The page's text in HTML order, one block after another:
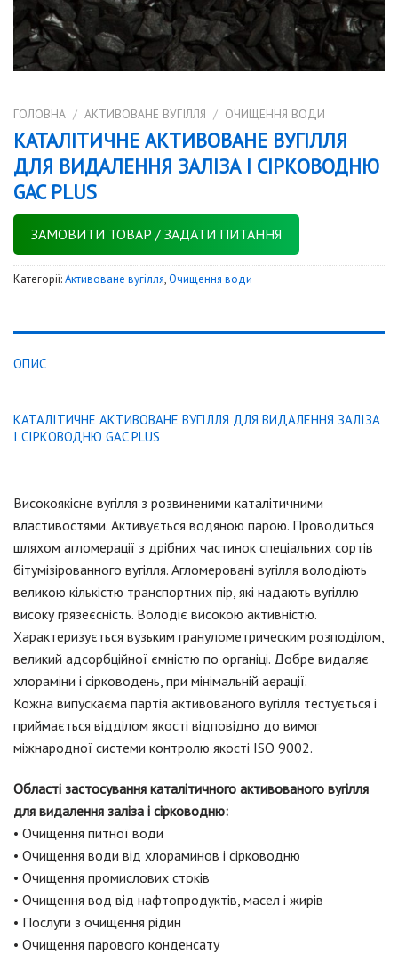
ГОЛОВНА / АКТИВОВАНЕ ВУГІЛЛЯ / ОЧИЩЕННЯ ВОДИ
КАТАЛІТИЧНЕ АКТИВОВАНЕ ВУГІЛЛЯ
ДЛЯ ВИДАЛЕННЯ ЗАЛІЗА І СІРКОВОДНЮ
GAC PLUS
ЗАМОВИТИ ТОВАР / ЗАДАТИ ПИТАННЯ
Категорії:Активоване вугілля,Очищення води
ОПИС
КАТАЛІТИЧНЕ АКТИВОВАНЕ ВУГІЛЛЯ ДЛЯ ВИДАЛЕННЯ ЗАЛІЗА
І СІРКОВОДНЮ GAC PLUS
Високоякісне вугілля з розвиненими каталітичними
властивостями. Активується водяною парою. Проводиться
шляхом агломерації з дрібних частинок спеціальних сортів
бітумізірованного вугілля. Агломеровані вугілля володіють
великою кількістю транспортних пір, які надають вугіллю
високу грязеєснiсть. Володіє високою активністю.
Характеризується вузьким гранулометрическим розподілом,
великий адсорбційної ємністю по органіці. Добре видаляє
хлораміни і сірководень, при мінімальній аерації.
Кожна випускаєма партія активованого вугілля тестується і
приймається відділом якості відповідно до вимог
міжнародної системи контролю якості ISO 9002.
Області застосування каталітичного активованого вугілля
для видалення заліза і сірководню:
• Очищення питної води
• Очищення води від хлораминов і сірководню
• Очищення промислових стоків
• Очищення вод від нафтопродуктів, масел і жирів
• Послуги з очищення рідин
• Очищення парового конденсату